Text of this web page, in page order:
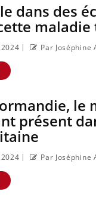
dans des
maladie
| Par Joséphine
le
présent
| Par Joséphine
Les
qui
La